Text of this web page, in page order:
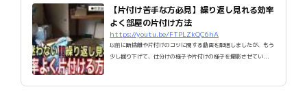
【片付け苦手な方必見】繰り返し見れる効率
よく部屋の片付け方法
https://youtu.be/FTPLZkQC6hA
以前に断捨離や片付けのコツに関する動画を配信しましたが、もう
少し掘り下げて、仕分けの様子や片付けの様子を撮影させてい...